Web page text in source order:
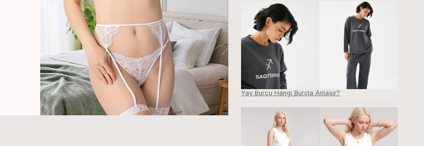
Yay Burcu Hangi Burçla Anlaşır?